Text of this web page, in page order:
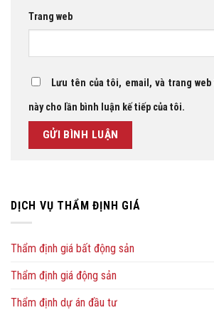
Trang web
Lưu tên của tôi, email, và trang
này cho lần bình luận kế tiếp của tôi.
DỊCH VỤ THẨM ĐỊNH GIÁ
Thẩm định giá bất động sản
Thẩm định giá động sản
Thẩm định dự án đầu tư